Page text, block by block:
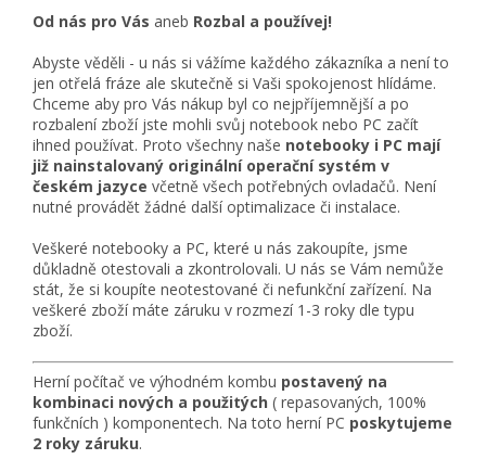
Od nás pro Vás aneb Rozbal a používej!
Abyste věděli - u nás si vážíme každého zákazníka a není to
jen otřelá fráze ale skutečně si Vaši spokojenost hlídáme.
Chceme aby pro Vás nákup byl co nejpříjemnější a po
rozbalení zboží jste mohli svůj notebook nebo PC začít
ihned používat. Proto všechny naše notebooky i PC mají
již nainstalovaný originální operační systém v
českém jazyce včetně všech potřebných ovladačů. Není
nutné provádět žádné další optimalizace či instalace.
Veškeré notebooky a PC, které u nás zakoupíte, jsme
důkladně otestovali a zkontrolovali. U nás se Vám nemůže
stát, že si koupíte neotestované či nefunkční zařízení. Na
veškeré zboží máte záruku v rozmezí 1-3 roky dle typu
zboží.
Herní počítač ve výhodném kombu postavený na
kombinaci nových a použitých ( repasovaných, 100%
funkčních ) komponentech. Na toto herní PC poskytujeme
2 roky záruku.